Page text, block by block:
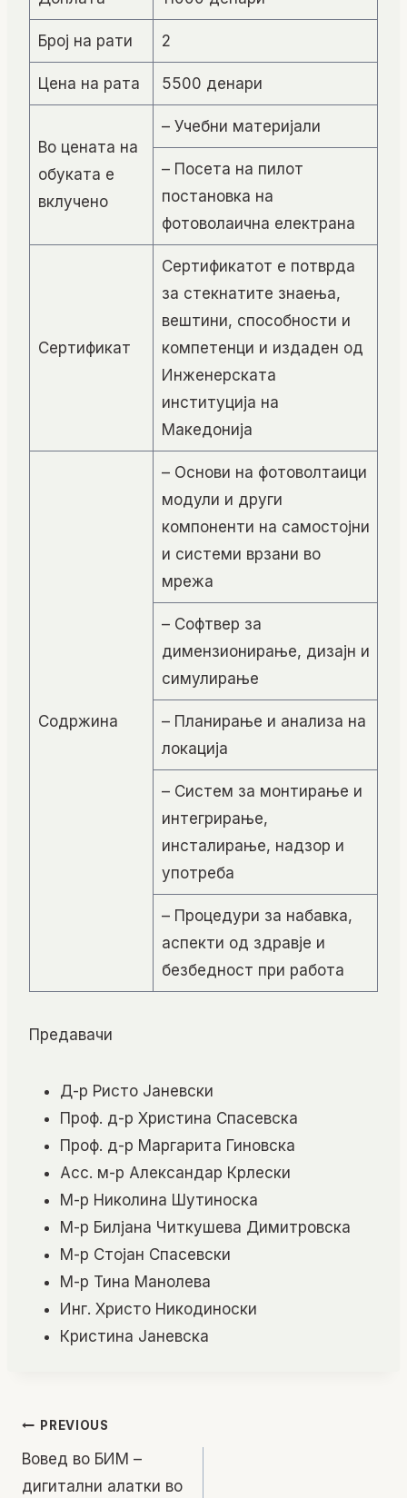
Број на рати 2
Цена на рата 5500 денари
Во цената на
обуката е
вклучено
– Учебни материјали
– Посета на пилот
постановка на
фотоволаична електрана
Сертификат
Сертификатот е потврда
за стекнатите знаења,
вештини, способности и
компетенци и издаден од
Инженерската
институција на
Македонија
Содржина
– Основи на фотоволтаици
модули и други
компоненти на самостојни
и системи врзани во
мрежа
– Софтвер за
димензионирање, дизајн и
симулирање
– Планирање и анализа на
локација
– Систем за монтирање и
интегрирање,
инсталирање, надзор и
употреба
– Процедури за набавка,
аспекти од здравје и
безбедност при работа
Предавачи
Д-р Ристо Јаневски
Проф. д-р Христина Спасевска
Проф. д-р Маргарита Гиновска
Асс. м-р Александар Крлески
М-р Николина Шутиноска
М-р Билјана Читкушева Димитровска
М-р Стојан Спасевски
М-р Тина Манолева
Инг. Христо Никодиноски
Кристина Јаневска
Post
navigation
PREVIOUS
Вовед во БИМ –
дигитални алатки во